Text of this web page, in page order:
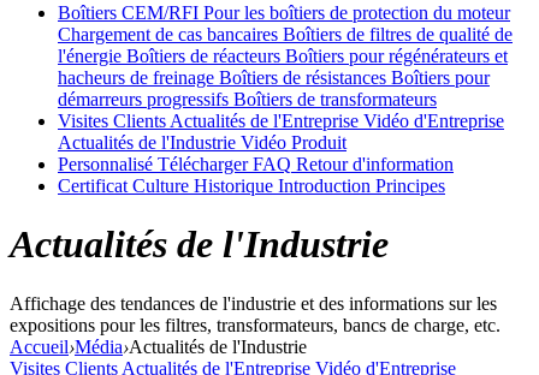
Boîtiers CEM/RFI Pour les boîtiers de protection du moteur
Chargement de cas bancaires Boîtiers de filtres de qualité de
l'énergie Boîtiers de réacteurs Boîtiers pour régénérateurs et
hacheurs de freinage Boîtiers de résistances Boîtiers pour
démarreurs progressifs Boîtiers de transformateurs
Visites Clients Actualités de l'Entreprise Vidéo d'Entreprise
Actualités de l'Industrie Vidéo Produit
Personnalisé Télécharger FAQ Retour d'information
Certificat Culture Historique Introduction Principes
Actualités de l'Industrie
Affichage des tendances de l'industrie et des informations sur les
expositions pour les filtres, transformateurs, bancs de charge, etc.
Accueil›Média›Actualités de l'Industrie
Visites Clients Actualités de l'Entreprise Vidéo d'Entreprise